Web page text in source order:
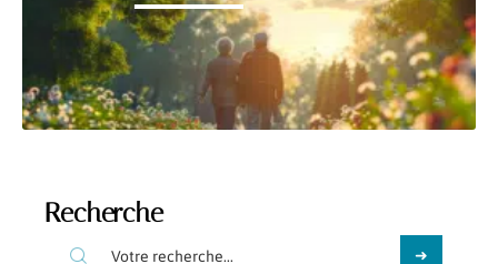
Recherche